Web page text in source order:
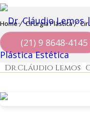
(21) 9 8648-4145
Dr.Cláudio Lemos
Home Cirurgia Plástica
CIRURGIA